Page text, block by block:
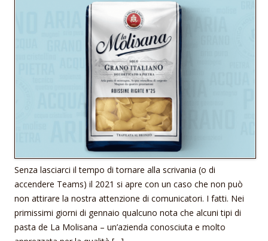
Senza lasciarci il tempo di tornare alla scrivania (o di
accendere Teams) il 2021 si apre con un caso che non può
non attirare la nostra attenzione di comunicatori. I fatti. Nei
primissimi giorni di gennaio qualcuno nota che alcuni tipi di
pasta de La Molisana – un’azienda conosciuta e molto